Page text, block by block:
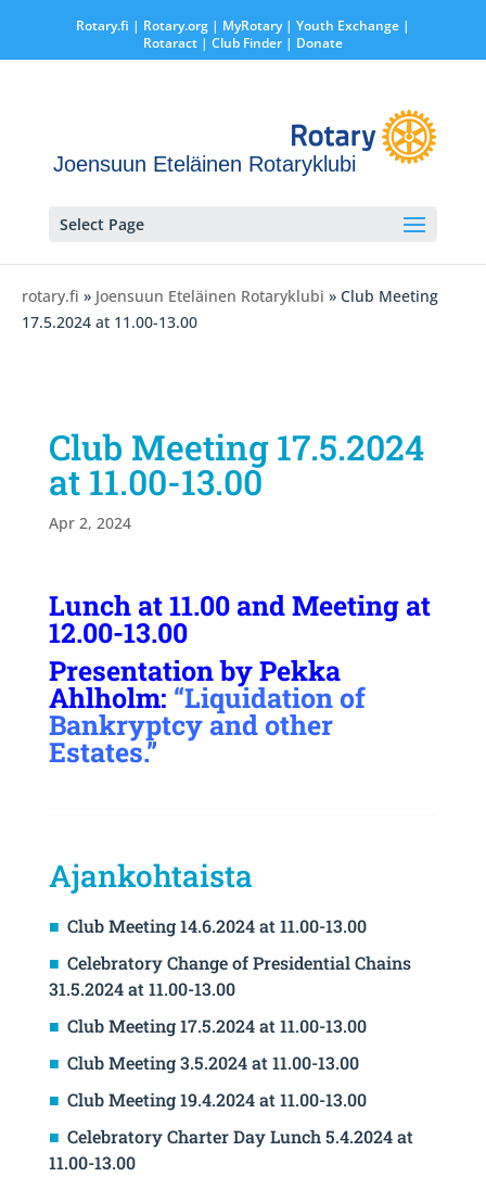
Rotary.fi | Rotary.org| MyRotary | Youth Exchange|
Rotaract| Club Finder| Donate
Joensuun Eteläinen Rotaryklubi
Select Page
rotary.fi » Joensuun Eteläinen Rotaryklubi » Club Meeting
17.5.2024 at 11.00-13.00
Club Meeting 17.5.2024
at 11.00-13.00
Apr 2, 2024
Lunch at 11.00 and Meeting at
12.00-13.00
Presentation by Pekka
Ahlholm: “Liquidation of
Bankryptcy and other
Estates.”
Ajankohtaista
Club Meeting 14.6.2024 at 11.00-13.00
Celebratory Change of Presidential Chains
31.5.2024 at 11.00-13.00
Club Meeting 17.5.2024 at 11.00-13.00
Club Meeting 3.5.2024 at 11.00-13.00
Club Meeting 19.4.2024 at 11.00-13.00
Celebratory Charter Day Lunch 5.4.2024 at
11.00-13.00